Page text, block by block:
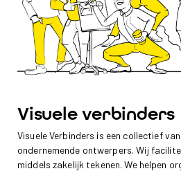
Visuele verbinders
Visuele Verbinders is een collectief
ondernemende ontwerpers. Wij
middels zakelijk tekenen. We helpen